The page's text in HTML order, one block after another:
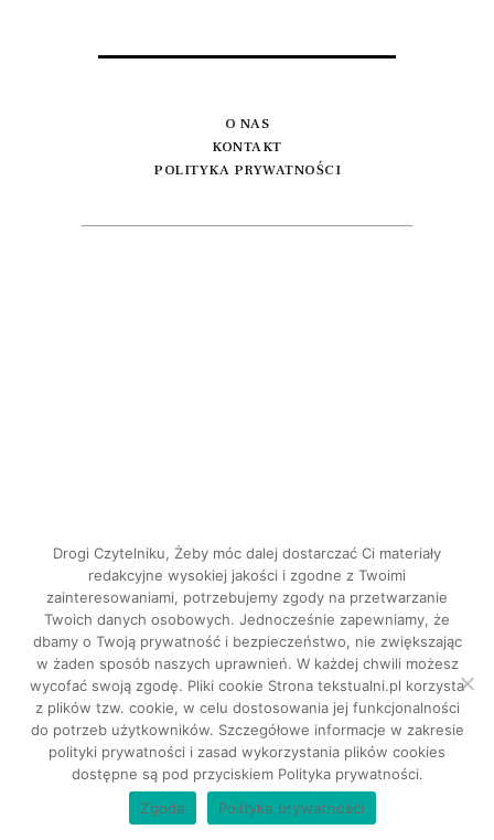
O NAS
KONTAKT
POLITYKA PRYWATNOŚCI
INSTAGRAM
FACEBOOK
Tekstualni © 2026. Wszystkie prawa
zastrzeżone.
Drogi Czytelniku, Żeby móc dalej dostarczać Ci materiały
redakcyjne wysokiej jakości i zgodne z Twoimi
zainteresowaniami, potrzebujemy zgody na przetwarzanie
Twoich danych osobowych. Jednocześnie zapewniamy, że
dbamy o Twoją prywatność i bezpieczeństwo, nie zwiększając
w żaden sposób naszych uprawnień. W każdej chwili możesz
wycofać swoją zgodę. Pliki cookie Strona tekstualni.pl korzysta
z plików tzw. cookie, w celu dostosowania jej funkcjonalności
do potrzeb użytkowników. Szczegółowe informacje w zakresie
polityki prywatności i zasad wykorzystania plików cookies
dostępne są pod przyciskiem Polityka prywatności.
Zgoda
Polityka prywatności